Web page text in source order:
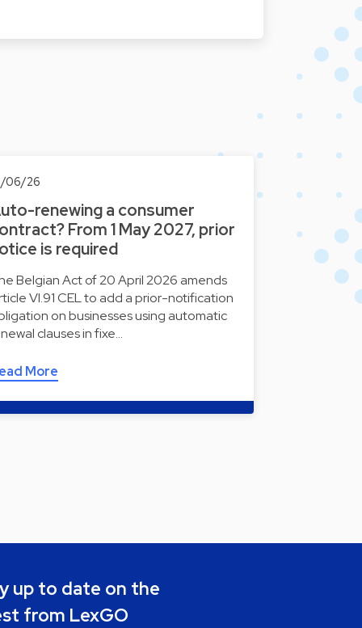
06/26
renewing a consumer
From 1 May 2027, prior
is required
Belgian Act of 20 April 2026 amends
VI.91 CEL to add a prior-notification
on businesses using automatic
clauses in fixe…
More
up to date on the
from LexGO